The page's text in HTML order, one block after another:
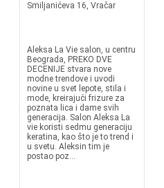
Smiljanićeva 16, Vračar
Aleksa La Vie salon, u centru
Beograda, PREKO DVE
DECENIJE stvara nove
modne trendove i uvodi
novine u svet lepote, stila i
mode, kreirajući frizure za
poznata lica i dame svih
generacija. Salon Aleksa La
vie koristi sedmu generaciju
keratina, kao što je to trend i
u svetu. Aleksin tim je
postao poz...